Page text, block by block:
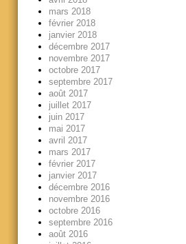
mars 2018
février 2018
janvier 2018
décembre 2017
novembre 2017
octobre 2017
septembre 2017
août 2017
juillet 2017
juin 2017
mai 2017
avril 2017
mars 2017
février 2017
janvier 2017
décembre 2016
novembre 2016
octobre 2016
septembre 2016
août 2016